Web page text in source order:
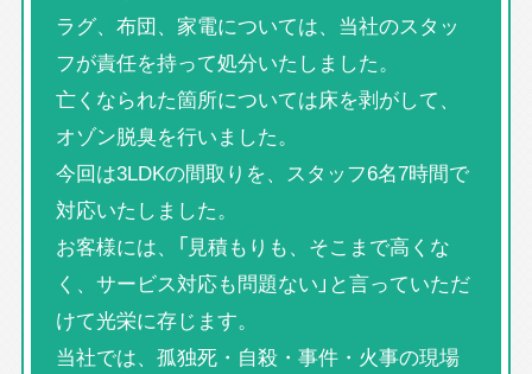
ラグ、布団、家電については、当社のスタッ
フが責任を持って処分いたしました。
亡くなられた箇所については床を剥がして、
オゾン脱臭を行いました。
今回は3LDKの間取りを、スタッフ6名7時間で
対応いたしました。
お客様には、「見積もりも、そこまで高くな
く、サービス対応も問題ない」と言っていただ
けて光栄に存じます。
当社では、孤独死・自殺・事件・火事の現場